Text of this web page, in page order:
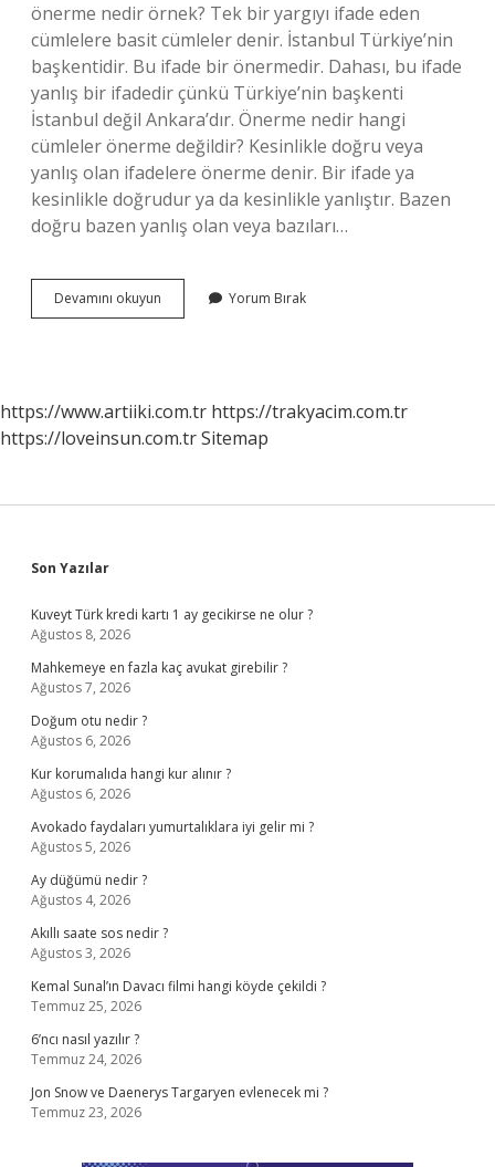
önerme nedir örnek? Tek bir yargıyı ifade eden
cümlelere basit cümleler denir. İstanbul Türkiye’nin
başkentidir. Bu ifade bir önermedir. Dahası, bu ifade
yanlış bir ifadedir çünkü Türkiye’nin başkenti
İstanbul değil Ankara’dır. Önerme nedir hangi
cümleler önerme değildir? Kesinlikle doğru veya
yanlış olan ifadelere önerme denir. Bir ifade ya
kesinlikle doğrudur ya da kesinlikle yanlıştır. Bazen
doğru bazen yanlış olan veya bazıları…
Devamını okuyun Önerme
Nedir
Yorum Bırak
https://www.artiiki.com.tr https://trakyacim.com.tr
https://loveinsun.com.trSitemap
Sidebar
Son Yazılar
Kuveyt Türk kredi kartı 1 ay gecikirse ne olur ?
Ağustos 8, 2026
Mahkemeye en fazla kaç avukat girebilir ?
Ağustos 7, 2026
Doğum otu nedir ?
Ağustos 6, 2026
Kur korumalıda hangi kur alınır ?
Ağustos 6, 2026
Avokado faydaları yumurtalıklara iyi gelir mi ?
Ağustos 5, 2026
Ay düğümü nedir ?
Ağustos 4, 2026
Akıllı saate sos nedir ?
Ağustos 3, 2026
Kemal Sunal’ın Davacı filmi hangi köyde çekildi ?
Temmuz 25, 2026
6’ncı nasıl yazılır ?
Temmuz 24, 2026
Jon Snow ve Daenerys Targaryen evlenecek mi ?
Temmuz 23, 2026